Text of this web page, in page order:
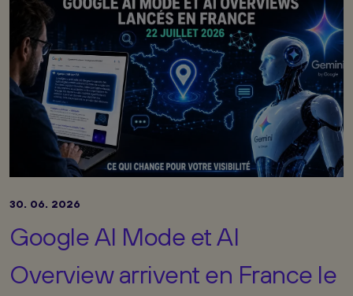
30. 06. 2026
Google AI Mode et AI
Overview arrivent en France le